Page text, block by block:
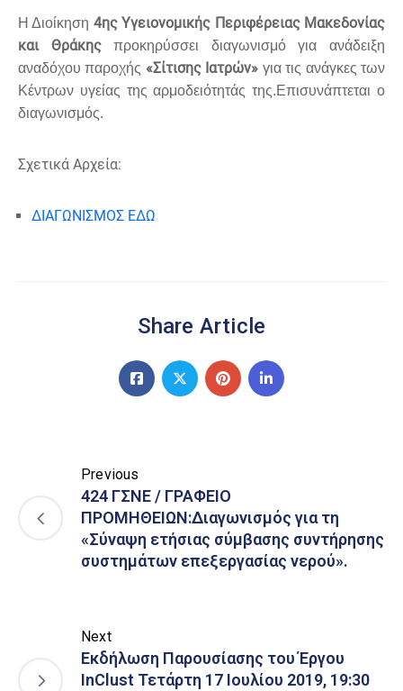
Η Διοίκηση 4ης Υγειονομικής Περιφέρειας Μακεδονίας
και Θράκηςπροκηρύσσει διαγωνισμό για ανάδειξη
αναδόχου παροχής «Σίτισης Ιατρών» για τις ανάγκες των
Κέντρων υγείας της αρμοδειότητάς της.Επισυνάπτεται ο
διαγωνισμός.
Σχετικά Αρχεία:
ΔΙΑΓΩΝΙΣΜΟΣ ΕΔΩ
Share Article
Previous
424 ΓΣΝΕ / ΓΡΑΦΕΙΟ
ΠΡΟΜΗΘΕΙΩΝ:Διαγωνισμός για τη
«Σύναψη ετήσιας σύμβασης συντήρησης
συστημάτων επεξεργασίας νερού».
Next
Εκδήλωση Παρουσίασης του Έργου
InClust Τετάρτη 17 Ιουλίου 2019, 19:30